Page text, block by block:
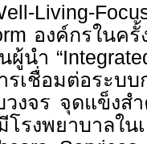
Living-
องค์กรในค
ผู้นำ “
รเชื่อมต่อระบ
วงจร จุดแข็งส
โรงพยาบาลใ